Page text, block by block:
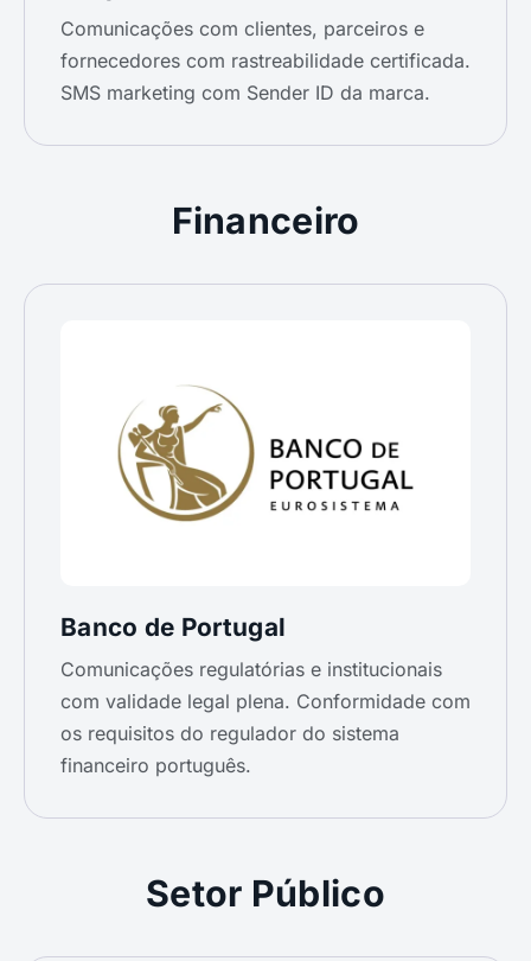
Comunicações com clientes, parceiros e
fornecedores com rastreabilidade certificada.
SMS marketing com Sender ID da marca.
Financeiro
Banco de Portugal
Comunicações regulatórias e institucionais
com validade legal plena. Conformidade com
os requisitos do regulador do sistema
financeiro português.
Setor Público